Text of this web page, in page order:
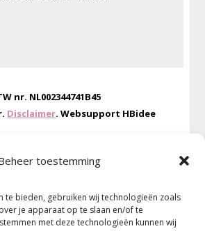
toestemming
te bieden, gebruiken wij technologieën zoals
je apparaat op te slaan en/of te
met deze technologieën kunnen wij
nr. NL002344741B45
Disclaimer. Websupport HBidee